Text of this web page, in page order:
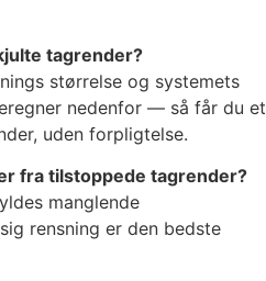
tagrender?
størrelse og systemets
nedenfor — så får du et
uden forpligtelse.
fra tilstoppede tagrender?
manglende
rensning er den bedste